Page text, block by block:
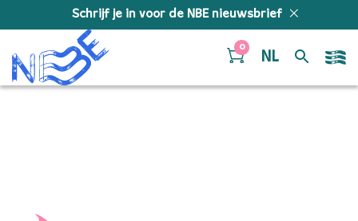
Schrijf je in voor de NBE nieuwsbrief
0
NL